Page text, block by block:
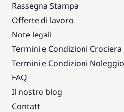
Rassegna Stampa
Offerte di lavoro
Note legali
Termini e Condizioni Crociera
Termini e Condizioni Noleggio
FAQ
Il nostro blog
Contatti